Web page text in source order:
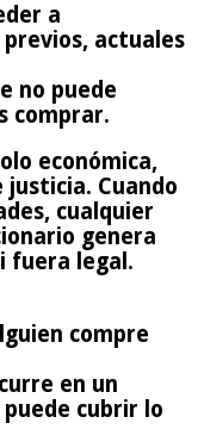
a
actuales
no puede
comprar.
económica,
justicia. Cuando
cualquier
genera
fuera legal.
compre
en un
cubrir lo